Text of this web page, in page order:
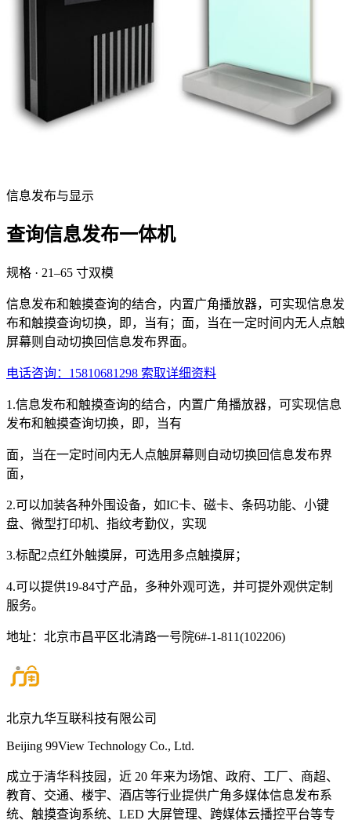
信息发布与显示
查询信息发布一体机
规格 · 21–65 寸双模
信息发布和触摸查询的结合，内置广角播放器，可实现信息发
布和触摸查询切换，即，当有；面，当在一定时间内无人点触
屏幕则自动切换回信息发布界面。
电话咨询：15810681298 索取详细资料
1.信息发布和触摸查询的结合，内置广角播放器，可实现信息
发布和触摸查询切换，即，当有
面，当在一定时间内无人点触屏幕则自动切换回信息发布界
面，
2.可以加装各种外围设备，如IC卡、磁卡、条码功能、小键
盘、微型打印机、指纹考勤仪，实现
3.标配2点红外触摸屏，可选用多点触摸屏；
4.可以提供19-84寸产品，多种外观可选，并可提外观供定制
服务。
地址：北京市昌平区北清路一号院6#-1-811(102206)
北京九华互联科技有限公司
Beijing 99View Technology Co., Ltd.
成立于清华科技园，近 20 年来为场馆、政府、工厂、商超、
教育、交通、楼宇、酒店等行业提供广角多媒体信息发布系
统、触摸查询系统、LED 大屏管理、跨媒体云播控平台等专